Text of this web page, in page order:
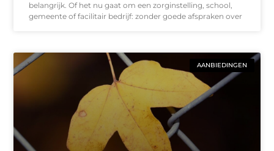
belangrijk. Of het nu gaat om een zorginstelling, school,
gemeente of facilitair bedrijf: zonder goede afspraken over
AANBIEDINGEN